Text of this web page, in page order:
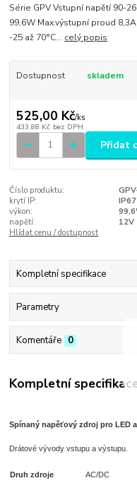
Série GPV Vstupní napětí 90-
99,6W Max.výstupní proud
-25 až 70°C... celý popis
Dostupnost skladem
525,00 Kč/ks
433,88 Kč bez DPH
Přidat
Číslo produktu:
krytí IP:
IP67
výkon:
napětí:
12V
Hlídat cenu / dostupnost
Kompletní specifikace
Parametry
Komentáře 0
Kompletní
Spínaný napěťový zdroj pro LED
Drátové vývody vstupu a výstupu.
Druh zdroje
AC/DC